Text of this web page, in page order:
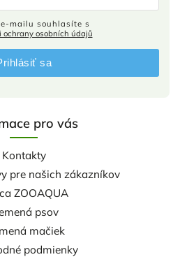
pro vás
Kontakty
pre našich zákazníkov
ZOOAQUA
psov
mačiek
podmienky
ochrany osobních údajů
sa